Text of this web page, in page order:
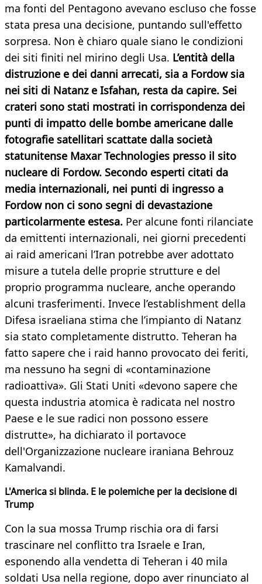
ma fonti del Pentagono avevano escluso che fosse
stata presa una decisione, puntando sull'effetto
sorpresa. Non è chiaro quale siano le condizioni
dei siti finiti nel mirino degli Usa. L’entità della
distruzione e dei danni arrecati, sia a Fordow sia
nei siti di Natanz e Isfahan, resta da capire. Sei
crateri sono stati mostrati in corrispondenza dei
punti di impatto delle bombe americane dalle
fotografie satellitari scattate dalla società
statunitense Maxar Technologies presso il sito
nucleare di Fordow. Secondo esperti citati da
media internazionali, nei punti di ingresso a
Fordow non ci sono segni di devastazione
particolarmente estesa. Per alcune fonti rilanciate
da emittenti internazionali, nei giorni precedenti
ai raid americani l’Iran potrebbe aver adottato
misure a tutela delle proprie strutture e del
proprio programma nucleare, anche operando
alcuni trasferimenti. Invece l’establishment della
Difesa israeliana stima che l’impianto di Natanz
sia stato completamente distrutto. Teheran ha
fatto sapere che i raid hanno provocato dei feriti,
ma nessuno ha segni di «contaminazione
radioattiva». Gli Stati Uniti «devono sapere che
questa industria atomica è radicata nel nostro
Paese e le sue radici non possono essere
distrutte», ha dichiarato il portavoce
dell'Organizzazione nucleare iraniana Behrouz
Kamalvandi.
L'America si blinda. E le polemiche per la decisione di
Trump
Con la sua mossa Trump rischia ora di farsi
trascinare nel conflitto tra Israele e Iran,
esponendo alla vendetta di Teheran i 40 mila
soldati Usa nella regione, dopo aver rinunciato al